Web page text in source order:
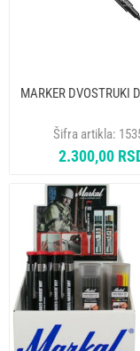
MARKER DVOSTRUKI
Šifra artikla:
2.300,00